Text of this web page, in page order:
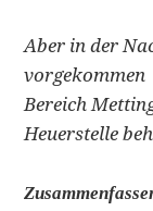
Aber in der
Bereich
Heuerstelle